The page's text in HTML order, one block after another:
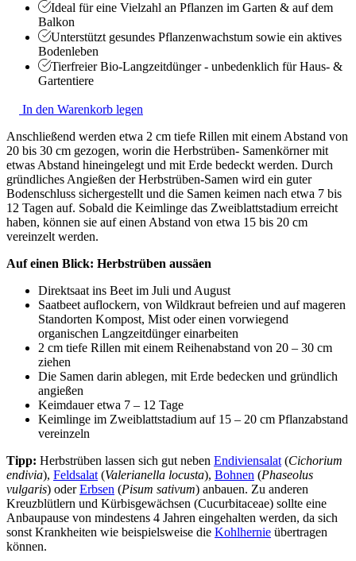
Ideal für eine Vielzahl an Pflanzen im Garten & auf dem
Balkon
Unterstützt gesundes Pflanzenwachstum sowie ein aktives
Bodenleben
Tierfreier Bio-Langzeitdünger - unbedenklich für Haus- &
Gartentiere
In den Warenkorb legen
Anschließend werden etwa 2 cm tiefe Rillen mit einem Abstand von
20 bis 30 cm gezogen, worin die Herbstrüben- Samenkörner mit
etwas Abstand hineingelegt und mit Erde bedeckt werden. Durch
gründliches Angießen der Herbstrüben-Samen wird ein guter
Bodenschluss sichergestellt und die Samen keimen nach etwa 7 bis
12 Tagen auf. Sobald die Keimlinge das Zweiblattstadium erreicht
haben, können sie auf einen Abstand von etwa 15 bis 20 cm
vereinzelt werden.
Auf einen Blick: Herbstrüben aussäen
Direktsaat ins Beet im Juli und August
Saatbeet auflockern, von Wildkraut befreien und auf mageren
Standorten Kompost, Mist oder einen vorwiegend
organischen Langzeitdünger einarbeiten
2 cm tiefe Rillen mit einem Reihenabstand von 20 – 30 cm
ziehen
Die Samen darin ablegen, mit Erde bedecken und gründlich
angießen
Keimdauer etwa 7 – 12 Tage
Keimlinge im Zweiblattstadium auf 15 – 20 cm Pflanzabstand
vereinzeln
Tipp: Herbstrüben lassen sich gut neben Endiviensalat (Cichorium
endivia), Feldsalat (Valerianella locusta), Bohnen (Phaseolus
vulgaris) oderErbsen (Pisum sativum) anbauen. Zu anderen
Kreuzblütlern und Kürbisgewächsen (Cucurbitaceae) sollte eine
Anbaupause von mindestens 4 Jahren eingehalten werden, da sich
sonst Krankheiten wie beispielsweise die Kohlhernie übertragen
können.